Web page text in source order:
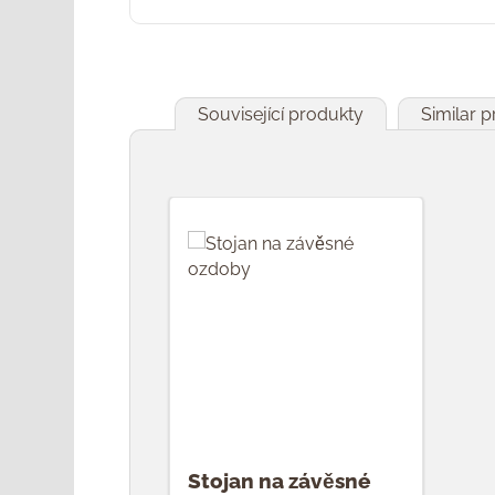
Související produkty Similar
Stojan na závěsné